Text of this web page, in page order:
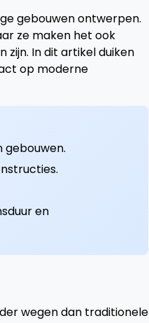
gebouwen ontwerpen.
ze maken het ook
zijn. In dit artikel duiken
op moderne
en
wegen dan traditionele